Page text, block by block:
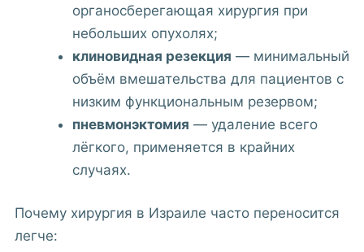
органосберегающая хирургия при
небольших опухолях;
клиновидная резекция — минимальный
объём вмешательства для пациентов с
низким функциональным резервом;
пневмонэктомия — удаление всего
лёгкого, применяется в крайних
случаях.
Почему хирургия в Израиле часто переносится
легче: